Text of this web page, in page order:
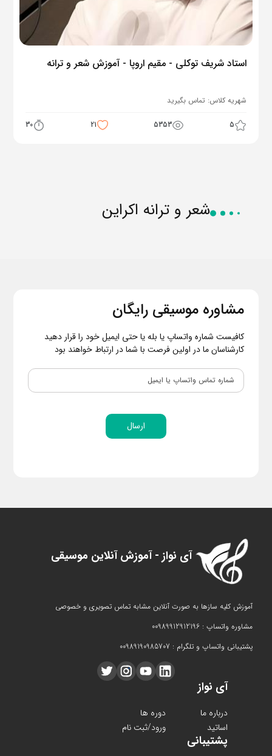
استاد شریف توکلی - مقیم اروپا - آموزش شعر و ترانه
شهریه کلاس: تماس بگیرید
5
5353
21
30
شعر و ترانه اکراین
مشاوره موسیقی رایگان
کافیست شماره واتساپ یا بله یا حتی ایمیل خود را قرار دهید
کارشناسان ما در اولین فرصت با شما در ارتباط خواهند بود
ارسال
آی نواز - آموزش آنلاین موسیقی
آموزش کلیه سازها به صورت آنلاین مشابه تماس تصویری و خصوصی
مشاوره واتساپ : 00989912912196
پشتیبانی واتساپ و تلگرام : 00989190985707
آی نواز
درباره ما
دوره ها
اساتید
ورود/ثبت نام
پشتیبانی